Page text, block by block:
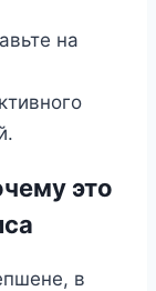
на
это
в